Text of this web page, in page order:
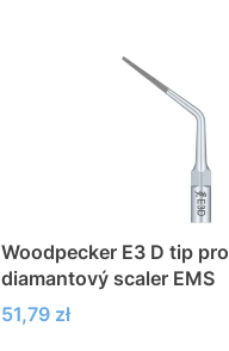
Woodpecker E3 D tip pro
diamantový scaler EMS
Cena
51,79 zł